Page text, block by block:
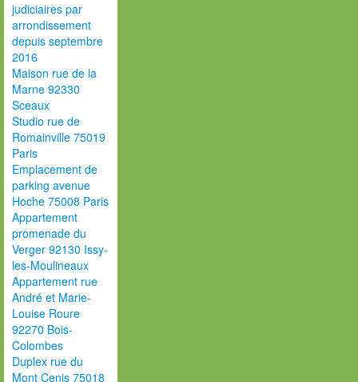
judiciaires par
arrondissement
depuis septembre
2016
Maison rue de la
Marne 92330
Sceaux
Studio rue de
Romainville 75019
Paris
Emplacement de
parking avenue
Hoche 75008 Paris
Appartement
promenade du
Verger 92130 Issy-
les-Moulineaux
Appartement rue
André et Marie-
Louise Roure
92270 Bois-
Colombes
Duplex rue du
Mont Cenis 75018